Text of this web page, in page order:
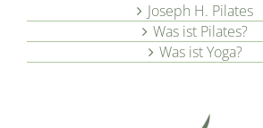
Joseph H. Pilates
Was ist Pilates?
Was ist Yoga?